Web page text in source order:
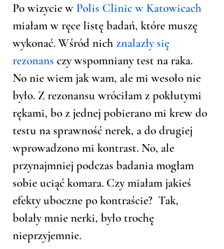
Po wizycie w Polis Clinic w Katowicach
miałam w ręce listę badań, które muszę
wykonać. Wśród nich znalazły się
rezonans czy wspomniany test na raka.
No nie wiem jak wam, ale mi wesoło nie
było. Z rezonansu wróciłam z pokłutymi
rękami, bo z jednej pobierano mi krew do
testu na sprawność nerek, a do drugiej
wprowadzono mi kontrast. No, ale
przynajmniej podczas badania mogłam
sobie uciąć komara. Czy miałam jakieś
efekty uboczne po kontraście?  Tak,
bolały mnie nerki, było trochę
nieprzyjemnie.